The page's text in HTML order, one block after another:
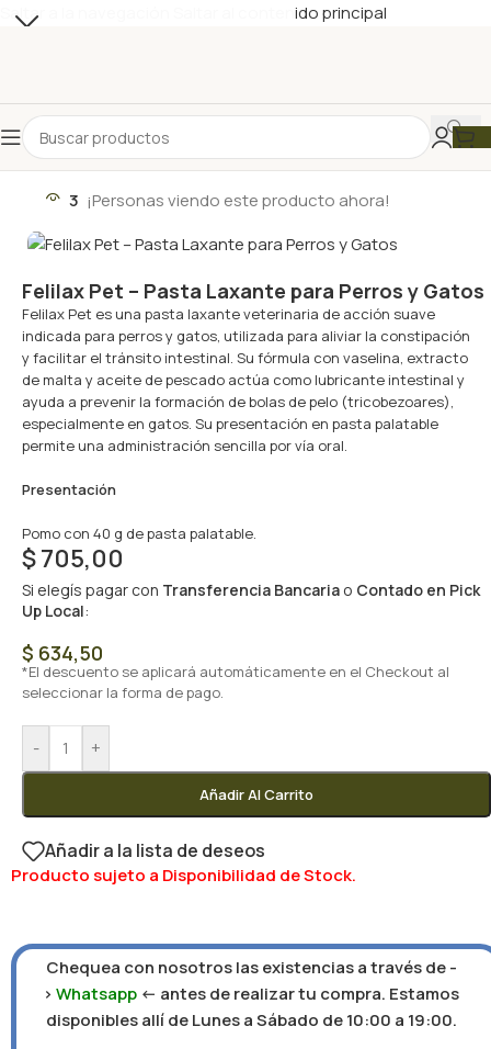
Saltar a la navegación Saltar al contenido principal
3 ¡Personas viendo este producto ahora!
Felilax Pet – Pasta Laxante para Perros y Gatos
Felilax Pet es una pasta laxante veterinaria de acción suave
indicada para perros y gatos, utilizada para aliviar la constipación
y facilitar el tránsito intestinal. Su fórmula con vaselina, extracto
de malta y aceite de pescado actúa como lubricante intestinal y
ayuda a prevenir la formación de bolas de pelo (tricobezoares),
especialmente en gatos. Su presentación en pasta palatable
permite una administración sencilla por vía oral.
Presentación
Pomo con 40 g de pasta palatable.
$705,00
Si elegís pagar con Transferencia Bancaria o Contado en Pick
Up Local:
$ 634,50
*El descuento se aplicará automáticamente en el Checkout al
seleccionar la forma de pago.
- +
Añadir Al Carrito
Añadir a la lista de deseos
Producto sujeto a Disponibilidad de Stock.
Chequea con nosotros las existencias a través de -
>Whatsapp <- antes de realizar tu compra. Estamos
disponibles allí de Lunes a Sábado de 10:00 a 19:00.